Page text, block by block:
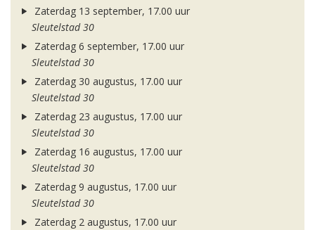
Zaterdag 13 september, 17.00 uur
Sleutelstad 30
Zaterdag 6 september, 17.00 uur
Sleutelstad 30
Zaterdag 30 augustus, 17.00 uur
Sleutelstad 30
Zaterdag 23 augustus, 17.00 uur
Sleutelstad 30
Zaterdag 16 augustus, 17.00 uur
Sleutelstad 30
Zaterdag 9 augustus, 17.00 uur
Sleutelstad 30
Zaterdag 2 augustus, 17.00 uur